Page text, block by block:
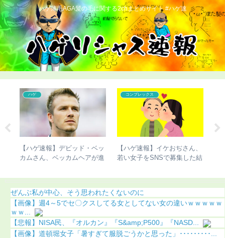
ハゲ薄毛AGA髪の毛に関する2chまとめサイト #ハゲ速
ハゲ
【ハゲ速報】デビッド・ベッ
カムさん、ベッカムヘアが進
コンプレックス
【ハゲ速報】イケおぢさん、
若い女子をSNSで募集した結
ぜんぶ私が中心、そう思われたくないのに
【画像】週4～5でセ〇クスしてる女としてない女の違いｗｗｗｗｗ
ｗｗ...
【悲報】NISA民、『オルカン』『S&amp;P500』『NASD...
【画像】道頓堀女子「暑すぎて服脱ごうかと思った」･････････...